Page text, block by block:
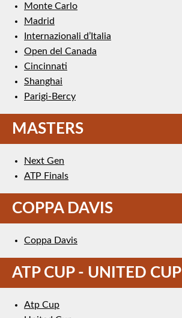
Monte Carlo
Madrid
Internazionali d’Italia
Open del Canada
Cincinnati
Shanghai
Parigi-Bercy
MASTERS
Next Gen
ATP Finals
COPPA DAVIS
Coppa Davis
ATP CUP - UNITED CUP
Atp Cup